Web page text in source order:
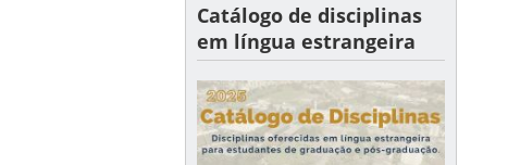
Catálogo de disciplinas
em língua estrangeira